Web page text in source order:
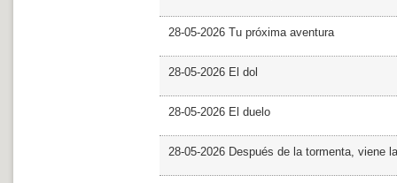
28-05-2026 Tu próxima aventura
28-05-2026 El dol
28-05-2026 El duelo
28-05-2026 Después de la tormenta, viene